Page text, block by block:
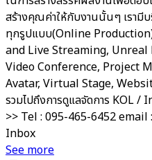
สร้างคุณค่าให้กับงานนั้นๆ เรามี
ทุกรูปแบบ(Online Production)
and Live Streaming,
Video Conference, Project
Avatar, Virtual Stage,
รวมไปถึงการดูแลจัดการ KOL
>> Tel : 095-465-6452
Inbox
See more